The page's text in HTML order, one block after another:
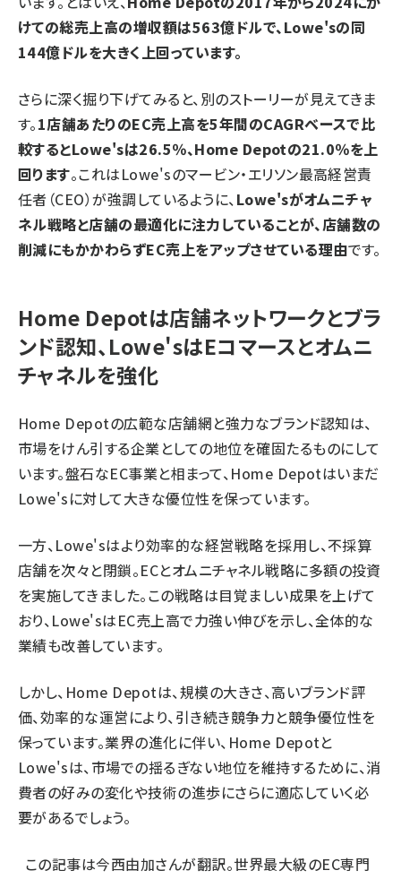
けての総売上高の増収額は563億ドルで、Lowe'sの同
144億ドルを大きく上回っています。
さらに深く掘り下げてみると、別のストーリーが見えてきま
す。1店舗あたりのEC売上高を5年間のCAGRベースで比
較するとLowe'sは26.5％、Home Depotの21.0％を上
回ります。これはLowe'sのマービン・エリソン最高経営責
任者（CEO）が強調しているように、 Lowe'sがオムニチャ
ネル戦略と店舗の最適化に注力していることが、店舗数の
削減にもかかわらずEC売上をアップさせている理由です。
Home Depotは店舗ネットワークとブラ
ンド認知、Lowe'sはEコマースとオムニ
チャネルを強化
Home Depotの広範な店舗網と強力なブランド認知は、
市場をけん引する企業としての地位を確固たるものにして
います。盤石なEC事業と相まって、Home Depotはいまだ
Lowe'sに対して大きな優位性を保っています。
一方、Lowe'sはより効率的な経営戦略を採用し、不採算
店舗を次々と閉鎖。ECとオムニチャネル戦略に多額の投資
を実施してきました。この戦略は目覚ましい成果を上げて
おり、Lowe'sはEC売上高で力強い伸びを示し、全体的な
業績も改善しています。
しかし、Home Depotは、規模の大きさ、高いブランド評
価、効率的な運営により、引き続き競争力と競争優位性を
保っています。業界の進化に伴い、Home Depotと
Lowe'sは、市場での揺るぎない地位を維持するために、消
費者の好みの変化や技術の進歩にさらに適応していく必
要があるでしょう。
この記事は今西由加さんが翻訳。世界最大級のEC専門